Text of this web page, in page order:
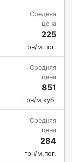
Средняя
цена
225
грн/м.пог.
Средняя
цена
851
грн/м.куб.
Средняя
цена
284
грн/м.пог.